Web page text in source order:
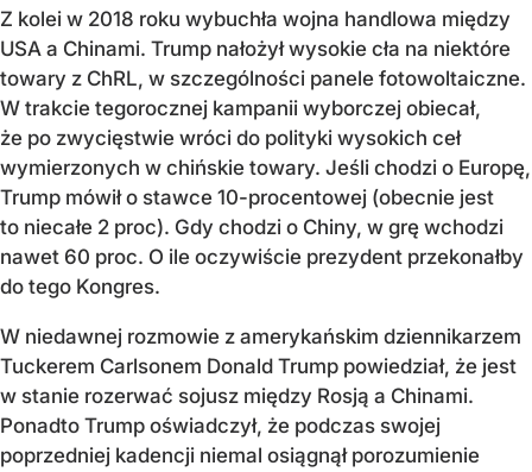
Z kolei w 2018 roku wybuchła wojna handlowa między
USA a Chinami. Trump nałożył wysokie cła na niektóre
towary z ChRL, w szczególności panele fotowoltaiczne.
W trakcie tegorocznej kampanii wyborczej obiecał,
że po zwycięstwie wróci do polityki wysokich ceł
wymierzonych w chińskie towary. Jeśli chodzi o Europę,
Trump mówił o stawce 10-procentowej (obecnie jest
to niecałe 2 proc). Gdy chodzi o Chiny, w grę wchodzi
nawet 60 proc. O ile oczywiście prezydent przekonałby
do tego Kongres.
W niedawnej rozmowie z amerykańskim dziennikarzem
Tuckerem Carlsonem Donald Trump powiedział, że jest
w stanie rozerwać sojusz między Rosją a Chinami.
Ponadto Trump oświadczył, że podczas swojej
poprzedniej kadencji niemal osiągnął porozumienie